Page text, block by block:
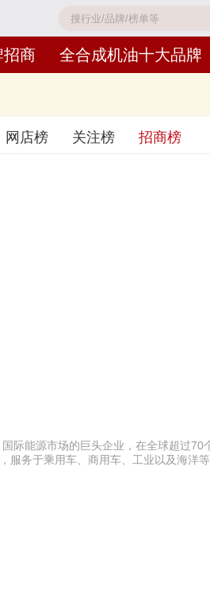
招商 全合成机油十大品牌
嘉实多、Fuchs福斯、长城润滑油、
鉴参考，想知道什么牌子的全合成
网店榜 关注榜 招商榜
际能源市场的巨头企业，在全球超过70
服务于乘用车、商用车、工业以及海洋